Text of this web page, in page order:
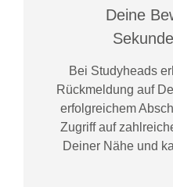
Deine
Bei Studyheads
Rückmeldung auf
erfolgreichem
Zugriff auf
Deiner Nähe und